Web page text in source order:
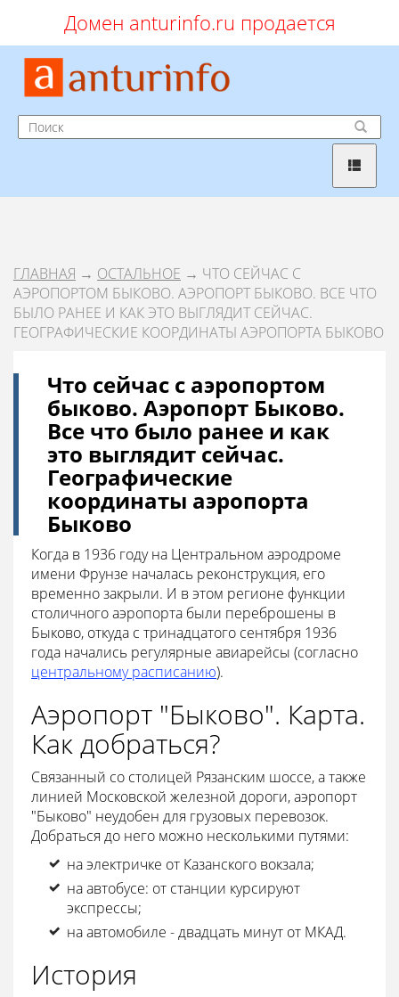
Домен anturinfo.ru продается
ГЛАВНАЯ → ОСТАЛЬНОЕ → ЧТО СЕЙЧАС С
АЭРОПОРТОМ БЫКОВО. АЭРОПОРТ БЫКОВО. ВСЕ ЧТО
БЫЛО РАНЕЕ И КАК ЭТО ВЫГЛЯДИТ СЕЙЧАС.
ГЕОГРАФИЧЕСКИЕ КООРДИНАТЫ АЭРОПОРТА БЫКОВО
Что сейчас с аэропортом
быково. Аэропорт Быково.
Все что было ранее и как
это выглядит сейчас.
Географические
координаты аэропорта
Быково
Когда в 1936 году на Центральном аэродроме
имени Фрунзе началась реконструкция, его
временно закрыли. И в этом регионе функции
столичного аэропорта были переброшены в
Быково, откуда с тринадцатого сентября 1936
года начались регулярные авиарейсы (согласно
центральному расписанию).
Аэропорт "Быково". Карта.
Как добраться?
Связанный со столицей Рязанским шоссе, а также
линией Московской железной дороги, аэропорт
"Быково" неудобен для грузовых перевозок.
Добраться до него можно несколькими путями:
на электричке от Казанского вокзала;
на автобусе: от станции курсируют
экспрессы;
на автомобиле - двадцать минут от МКАД.
История